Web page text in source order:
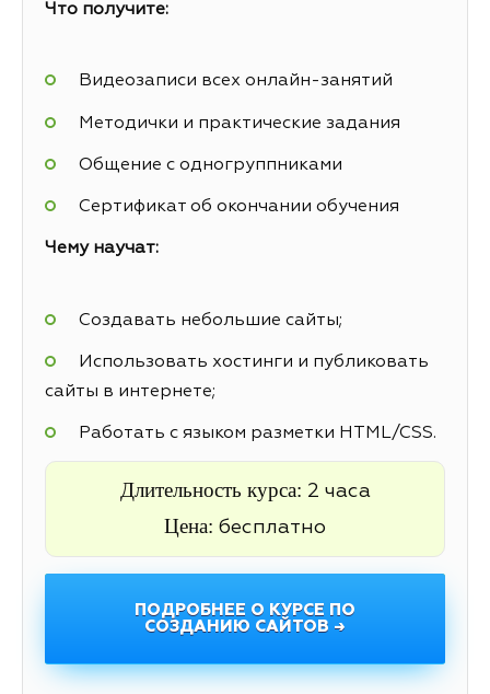
Что получите:
Видеозаписи всех онлайн-занятий
Методички и практические задания
Общение с одногруппниками
Сертификат об окончании обучения
Чему научат:
Создавать небольшие сайты;
Использовать хостинги и публиковать
сайты в интернете;
Работать с языком разметки HTML/CSS.
Длительность курса: 2 часа
Цена: бесплатно
ПОДРОБНЕЕ О КУРСЕ ПО
СОЗДАНИЮ САЙТОВ →